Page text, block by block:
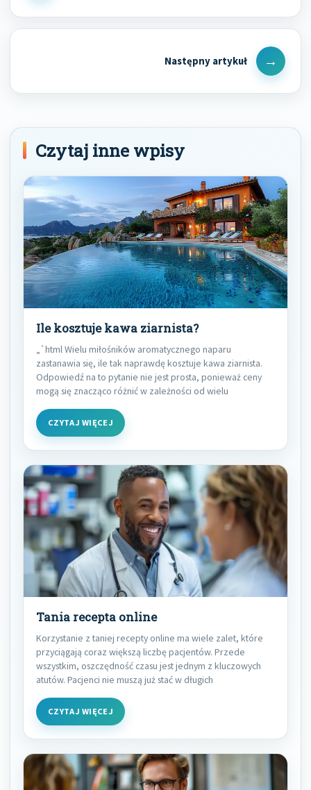
Next
Post
Czytaj inne wpisy
Ile kosztuje kawa ziarnista?
„`html Wielu miłośników aromatycznego naparu
zastanawia się, ile tak naprawdę kosztuje kawa ziarnista.
Odpowiedź na to pytanie nie jest prosta, ponieważ ceny
mogą się znacząco różnić w zależności od wielu
CZYTAJ WIĘCEJ
Tania recepta online
Korzystanie z taniej recepty online ma wiele zalet, które
przyciągają coraz większą liczbę pacjentów. Przede
wszystkim, oszczędność czasu jest jednym z kluczowych
atutów. Pacjenci nie muszą już stać w długich
CZYTAJ WIĘCEJ